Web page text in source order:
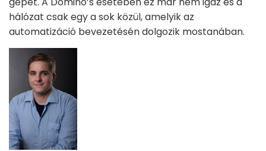
hálózat csak egy a sok közül, amelyik az
automatizáció bevezetésén dolgozik mostanában.